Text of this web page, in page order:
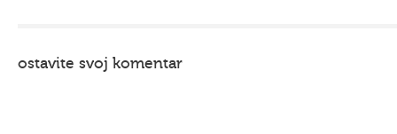
ostavite svoj komentar